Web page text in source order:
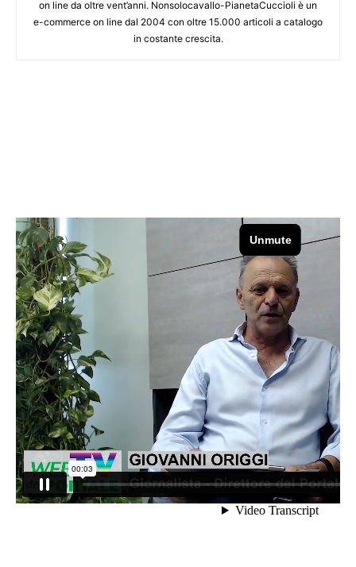
on line da oltre vent’anni. Nonsolocavallo-PianetaCuccioli è un
e-commerce on line dal 2004 con oltre 15.000 articoli a catalogo
in costante crescita.